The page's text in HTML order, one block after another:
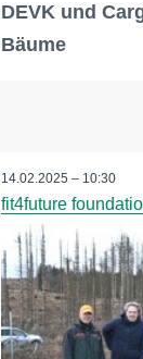
DEVK und
Bäume
14.02.2025 – 10:30
fit4future